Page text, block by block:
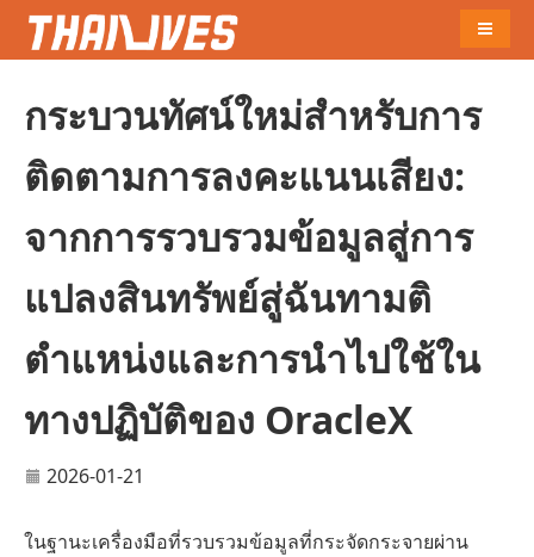
กระบวนทัศน์ใหม่สำหรับการ
ติดตามการลงคะแนนเสียง:
จากการรวบรวมข้อมูลสู่การ
แปลงสินทรัพย์สู่ฉันทามติ
ตำแหน่งและการนำไปใช้ใน
ทางปฏิบัติของ OracleX
2026-01-21
ในฐานะเครื่องมือที่รวบรวมข้อมูลที่กระจัดกระจายผ่าน